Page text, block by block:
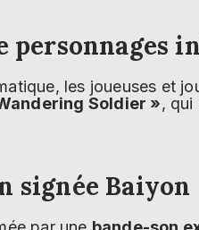
personnages
les joueuses et
Soldier », qui
signée Baiyon